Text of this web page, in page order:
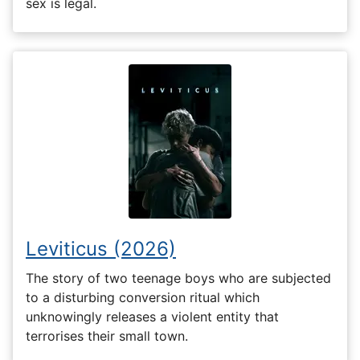
Leviticus (2026)
The story of two teenage boys who are subjected
to a disturbing conversion ritual which
unknowingly releases a violent entity that
terrorises their small town.